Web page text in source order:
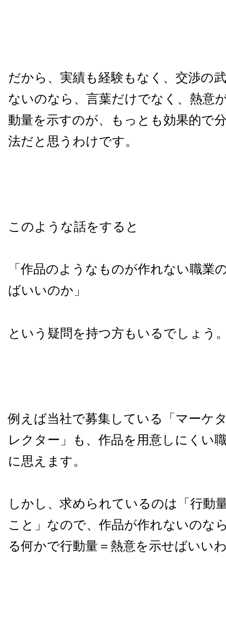
だから、実績も経験もなく、交渉の
ないのなら、言葉だけでなく、熱意
動量を示すのが、もっとも効果的で
法だと思うわけです。
このような話をすると
「作品のようなものが作れない職業
ばいいのか」
という疑問を持つ方もいるでしょう
例えば当社で募集している「マーケ
レクター」も、作品を用意しにくい
に思えます。
しかし、求められているのは「行動
こと」なので、作品が作れないのな
る何かで行動量＝熱意を示せばいい